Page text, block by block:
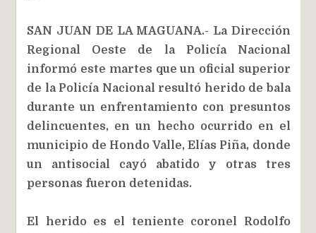
SAN JUAN DE LA MAGUANA.- La Dirección
Regional Oeste de la Policía Nacional
informó este martes que un oficial superior
de la Policía Nacional resultó herido de bala
durante un enfrentamiento con presuntos
delincuentes, en un hecho ocurrido en el
municipio de Hondo Valle, Elías Piña, donde
un antisocial cayó abatido y otras tres
personas fueron detenidas.
El herido es el teniente coronel Rodolfo